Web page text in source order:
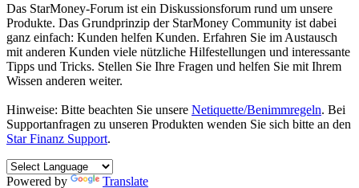
Das StarMoney-Forum ist ein Diskussionsforum rund um unsere
Produkte. Das Grundprinzip der StarMoney Community ist dabei
ganz einfach: Kunden helfen Kunden. Erfahren Sie im Austausch
mit anderen Kunden viele nützliche Hilfestellungen und interessante
Tipps und Tricks. Stellen Sie Ihre Fragen und helfen Sie mit Ihrem
Wissen anderen weiter.
Hinweise: Bitte beachten Sie unsere Netiquette/Benimmregeln. Bei
Supportanfragen zu unseren Produkten wenden Sie sich bitte an den
Star Finanz Support.
Powered by Translate